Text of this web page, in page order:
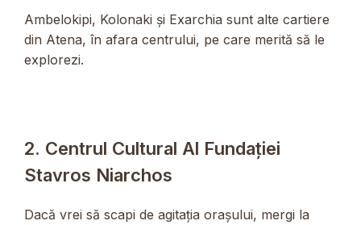
Ambelokipi, Kolonaki și Exarchia sunt alte cartiere
din Atena, în afara centrului, pe care merită să le
explorezi.
2. Centrul Cultural Al Fundației
Stavros Niarchos
Dacă vrei să scapi de agitația orașului, mergi la